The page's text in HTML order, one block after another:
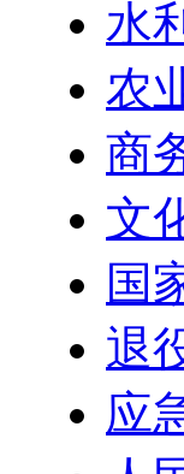
水
农
商
文
国
退
应